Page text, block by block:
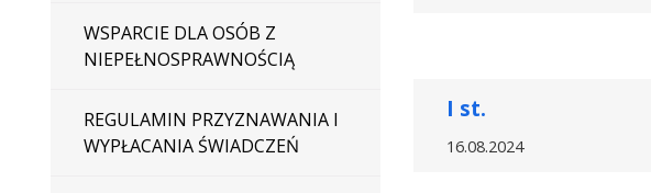
WSPARCIE DLA OSÓB Z
NIEPEŁNOSPRAWNOŚCIĄ
REGULAMIN PRZYZNAWANIA I
WYPŁACANIA ŚWIADCZEŃ
I st.
16.08.2024